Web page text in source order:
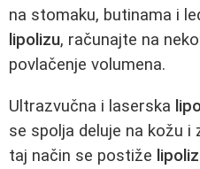
na stomaku, butinama i
lipolizu, računajte na
povlačenje volumena.
Ultrazvučna i laserska
se spolja deluje na kožu
taj način se postiže